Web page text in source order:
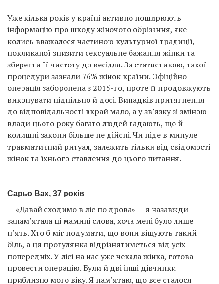
Уже кілька років у країні активно поширюють
інформацію про шкоду жіночого обрізання, яке
колись вважалося частиною культурної традиції,
покликаної знизити сексуальне бажання жінки та
зберегти її чистоту до весілля. За статистикою, такої
процедури зазнали 76% жінок країни. Офіційно
операція заборонена з 2015-го, проте її продовжують
виконувати підпільно й досі. Випадків притягнення
до відповідальності вкрай мало, а у зв’язку зі зміною
влади цього року багато людей гадають, що й
колишні закони більше не дійсні. Чи піде в минуле
травматичний ритуал, залежить тільки від свідомості
жінок та їхнього ставлення до цього питання.
Сарьо Вах, 37 років
— «Давай сходимо в ліс по дрова» — я назавжди
запам’ятала ці мамині слова, хоча мені було лише
п’ять. Хто б міг подумати, що вони віщують такий
біль, а ця прогулянка відрізнятиметься від усіх
попередніх. У лісі на нас уже чекала жінка, готова
провести операцію. Були й дві інші дівчинки
приблизно мого віку. Я пам’ятаю, що все сталося